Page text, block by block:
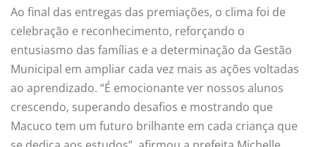
Ao final das entregas das premiações, o clima foi de
celebração e reconhecimento, reforçando o
entusiasmo das famílias e a determinação da Gestão
Municipal em ampliar cada vez mais as ações voltadas
ao aprendizado. “É emocionante ver nossos alunos
crescendo, superando desafios e mostrando que
Macuco tem um futuro brilhante em cada criança que